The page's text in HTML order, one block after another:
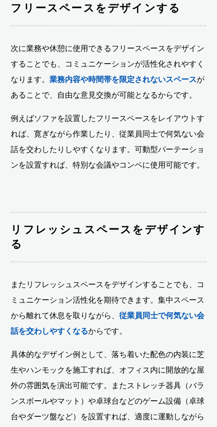
フリースペースをデザインする
次に業務や休憩に使用できるフリースペースをデザイン
することでも、コミュニケーションが活性化されやすく
なります。業務内容や時間帯を限定されないスペースが
あることで、自由な意見交換が可能となるからです。
例えばソファを設置したフリースペースをレイアウトす
れば、寛ぎながら作業したり、従業員同士で何気ない会
話を交わしたりしやすくなります。可動型パーテーショ
ンを設置すれば、特別な会議やコンペに使用可能です。
リフレッシュスペースをデザインす
る
またリフレッシュスペースをデザインすることでも、コ
ミュニケーション活性化を期待できます。集中スペース
から離れて休息を取りながら、従業員同士で何気ない会
話を交わしやすくなるからです。
具体的なデザイン例として、落ち着いた配色の内装に芝
生やハンモックを施工すれば、オフィス内に開放的な屋
外の雰囲気を演出可能です。またストレッチ器具（バラ
ンスボールやマット）や卓球台などのゲーム設備（卓球
台やダーツ盤など）を設置すれば、適度に運動しながら